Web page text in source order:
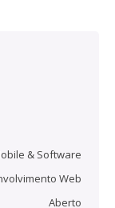
& Software
Web
Aberto